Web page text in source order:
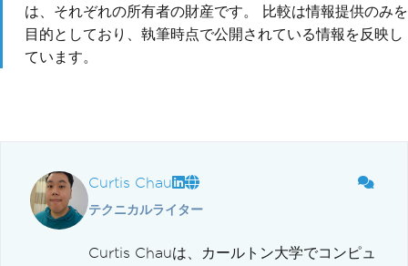
は、それぞれの所有者の財産です。 比較は情報提供のみを
目的としており、執筆時点で公開されている情報を反映し
ています。
Curtis Chau
テクニカルライター
Curtis Chauは、カールトン大学でコンピュ